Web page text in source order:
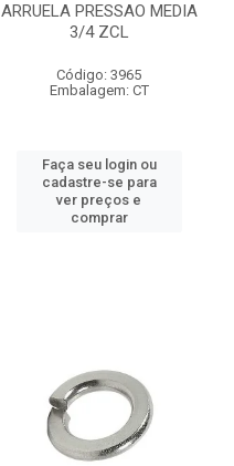
ARRUELA PRESSAO MEDIA
3/4 ZCL
Código: 3965
Embalagem: CT
Faça seu login ou
cadastre-se para
ver preços e
comprar